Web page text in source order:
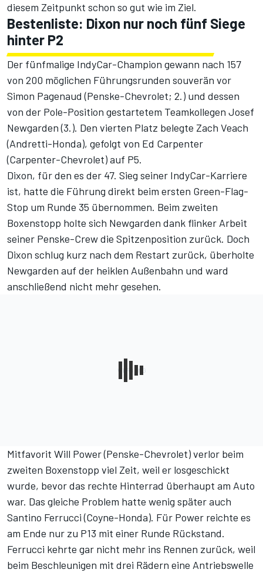
diesem Zeitpunkt schon so gut wie im Ziel.
Bestenliste: Dixon nur noch fünf Siege
hinter P2
Der fünfmalige IndyCar-Champion gewann nach 157
von 200 möglichen Führungsrunden souverän vor
Simon Pagenaud (Penske-Chevrolet; 2.) und dessen
von der Pole-Position gestartetem Teamkollegen Josef
Newgarden (3.). Den vierten Platz belegte Zach Veach
(Andretti-Honda), gefolgt von Ed Carpenter
(Carpenter-Chevrolet) auf P5.
Dixon, für den es der 47. Sieg seiner IndyCar-Karriere
ist, hatte die Führung direkt beim ersten Green-Flag-
Stop um Runde 35 übernommen. Beim zweiten
Boxenstopp holte sich Newgarden dank flinker Arbeit
seiner Penske-Crew die Spitzenposition zurück. Doch
Dixon schlug kurz nach dem Restart zurück, überholte
Newgarden auf der heiklen Außenbahn und ward
anschließend nicht mehr gesehen.
Mitfavorit Will Power (Penske-Chevrolet) verlor beim
zweiten Boxenstopp viel Zeit, weil er losgeschickt
wurde, bevor das rechte Hinterrad überhaupt am Auto
war. Das gleiche Problem hatte wenig später auch
Santino Ferrucci (Coyne-Honda). Für Power reichte es
am Ende nur zu P13 mit einer Runde Rückstand.
Ferrucci kehrte gar nicht mehr ins Rennen zurück, weil
beim Beschleunigen mit drei Rädern eine Antriebswelle